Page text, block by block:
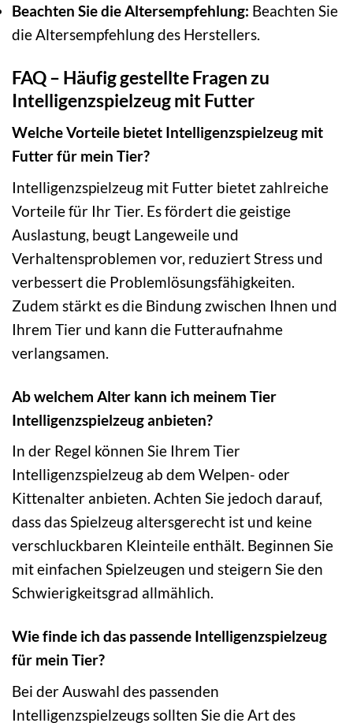
Beachten Sie die Altersempfehlung: Beachten Sie
die Altersempfehlung des Herstellers.
FAQ – Häufig gestellte Fragen zu
Intelligenzspielzeug mit Futter
Welche Vorteile bietet Intelligenzspielzeug mit
Futter für mein Tier?
Intelligenzspielzeug mit Futter bietet zahlreiche
Vorteile für Ihr Tier. Es fördert die geistige
Auslastung, beugt Langeweile und
Verhaltensproblemen vor, reduziert Stress und
verbessert die Problemlösungsfähigkeiten.
Zudem stärkt es die Bindung zwischen Ihnen und
Ihrem Tier und kann die Futteraufnahme
verlangsamen.
Ab welchem Alter kann ich meinem Tier
Intelligenzspielzeug anbieten?
In der Regel können Sie Ihrem Tier
Intelligenzspielzeug ab dem Welpen- oder
Kittenalter anbieten. Achten Sie jedoch darauf,
dass das Spielzeug altersgerecht ist und keine
verschluckbaren Kleinteile enthält. Beginnen Sie
mit einfachen Spielzeugen und steigern Sie den
Schwierigkeitsgrad allmählich.
Wie finde ich das passende Intelligenzspielzeug
für mein Tier?
Bei der Auswahl des passenden
Intelligenzspielzeugs sollten Sie die Art des